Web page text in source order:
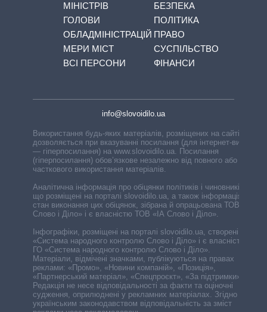
МІНІСТРІВ
ГОЛОВИ
ОБЛАДМІНІСТРАЦІЙ
МЕРИ МІСТ
ВСІ ПЕРСОНИ
БЕЗПЕКА
ПОЛІТИКА
ПРАВО
СУСПІЛЬСТВО
ФІНАНСИ
info@slovoidilo.ua
Використання будь-яких матеріалів, розміщених на сайті,
дозволяється при вказуванні посилання (для інтернет-видань
— гіперпосилання) на www.slovoidilo.ua. Посилання
(гіперпосилання) обов’язкове незалежно від повного або
часткового використання матеріалів.
Аналітична інформація про обіцянки політиків і чиновників,
що розміщені на порталі slovoidilo.ua, а також інформація про
стан виконання цих обіцянок, зібрана й опрацьована ТОВ «ІА
Слово і Діло» і є власністю ТОВ «ІА Слово і Діло».
Інфографіки, розміщені на порталі slovoidilo.ua, створені ГО
«Система народного контролю Слово і Діло» і є власністю
ГО «Система народного контролю Слово і Діло».
Матеріали, відмічені значками, публікуються на правах
реклами: «Промо», «Новини компаній», «Позиція»,
«Партнерський матеріал», «Спецпроєкт», «За підтримки».
Редакція не несе відповідальності за факти та оціночні
судження, оприлюднені у рекламних матеріалах. Згідно з
українським законодавством відповідальність за зміст